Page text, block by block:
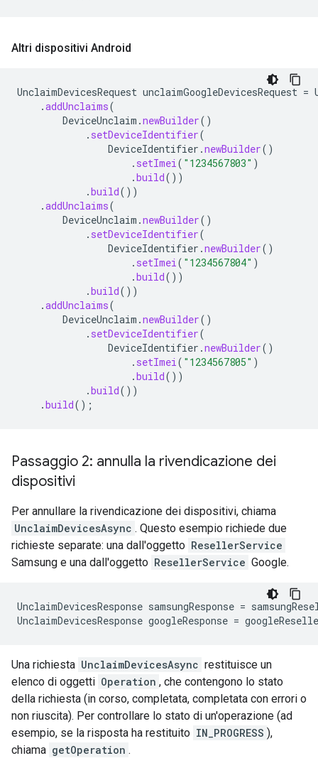
Altri dispositivi Android
UnclaimDevicesRequest unclaimGoogleDevicesRequest =
.addUnclaims(
DeviceUnclaim .newBuilder()
. setDeviceIdentifier(
DeviceIdentifier .newBuilder()
. setImei( "1234567803" )
.build())
.build())
.addUnclaims(
DeviceUnclaim .newBuilder()
. setDeviceIdentifier(
DeviceIdentifier .newBuilder()
. setImei( "1234567804" )
.build())
.build())
.addUnclaims(
DeviceUnclaim .newBuilder()
. setDeviceIdentifier(
DeviceIdentifier .newBuilder()
. setImei( "1234567805" )
.build())
.build())
.build();
Passaggio 2: annulla la rivendicazione dei
dispositivi
Per annullare la rivendicazione dei dispositivi, chiama
UnclaimDevicesAsync . Questo esempio richiede due
richieste separate: una dall'oggetto ResellerService
Samsung e una dall'oggetto ResellerService Google.
UnclaimDevicesResponse samsungResponse =
UnclaimDevicesResponse googleResponse =
Una richiesta UnclaimDevicesAsync restituisce un
elenco di oggetti Operation , che contengono lo stato
della richiesta (in corso, completata, completata con errori o
non riuscita). Per controllare lo stato di un'operazione (ad
esempio, se la risposta ha restituito IN_PROGRESS ),
chiama getOperation .